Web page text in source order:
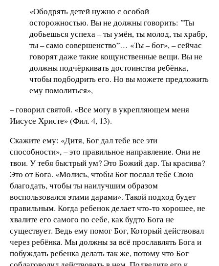
«Ободрять детей нужно с особой
осторожностью. Вы не должны говорить: ‟Ты
добьешься успеха – ты умён, ты молод, ты храбр,
ты – само совершенство”… «Ты – бог», – сейчас
говорят даже такие кощунственные вещи. Вы не
должны подчёркивать достоинства ребёнка,
чтобы подбодрить его. Но вы можете предложить
ему помолиться»,
– говорил святой. «Все могу в укрепляющем меня
Иисусе Христе» (Фил. 4, 13).
Скажите ему: «Дитя, Бог дал тебе все эти
способности», – это правильное направление. Они не
твои. У тебя быстрый ум? Это Божий дар. Ты красива?
Это от Бога. «Молись, чтобы Бог послал тебе Свою
благодать, чтобы ты наилучшим образом
воспользовался этими дарами». Такой подход будет
правильным. Когда ребенок делает что-то хорошее, не
хвалите его самого по себе, как будто Бога не
существует. Ведь ему помог Бог, Который действовал
через ребёнка. Мы должны за всё прославлять Бога и
побуждать ребенка делать так же, потому что Бог